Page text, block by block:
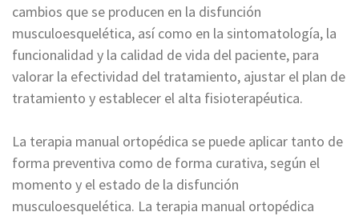
cambios que se producen en la disfunción
musculoesquelética, así como en la sintomatología, la
funcionalidad y la calidad de vida del paciente, para
valorar la efectividad del tratamiento, ajustar el plan de
tratamiento y establecer el alta fisioterapéutica.
La terapia manual ortopédica se puede aplicar tanto de
forma preventiva como de forma curativa, según el
momento y el estado de la disfunción
musculoesquelética. La terapia manual ortopédica